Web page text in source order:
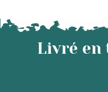
Livré